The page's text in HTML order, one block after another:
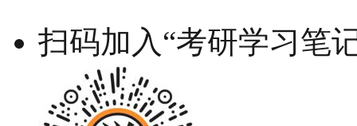
扫码加入“考研学习笔